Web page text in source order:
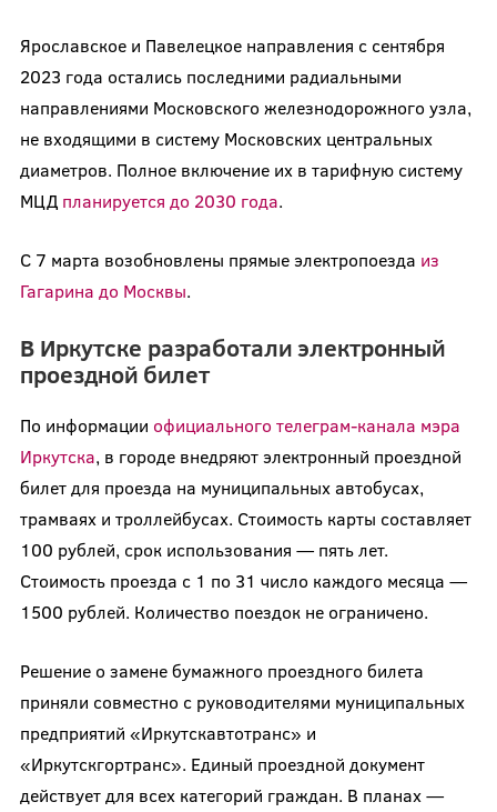
Ярославское и Павелецкое направления с сентября
2023 года остались последними радиальными
направлениями Московского железнодорожного узла,
не входящими в систему Московских центральных
диаметров. Полное включение их в тарифную систему
МЦД планируется до 2030 года.
С 7 марта возобновлены прямые электропоезда из
Гагарина до Москвы.
В Иркутске разработали электронный
проездной билет
По информации официального телеграм-канала мэра
Иркутска, в городе внедряют электронный проездной
билет для проезда на муниципальных автобусах,
трамваях и троллейбусах. Стоимость карты составляет
100 рублей, срок использования — пять лет.
Стоимость проезда с 1 по 31 число каждого месяца —
1500 рублей. Количество поездок не ограничено.
Решение о замене бумажного проездного билета
приняли совместно с руководителями муниципальных
предприятий «Иркутскавтотранс» и
«Иркутскгортранс». Единый проездной документ
действует для всех категорий граждан. В планах —